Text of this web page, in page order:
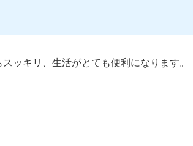
ッキリ、生活がとても便利になります。